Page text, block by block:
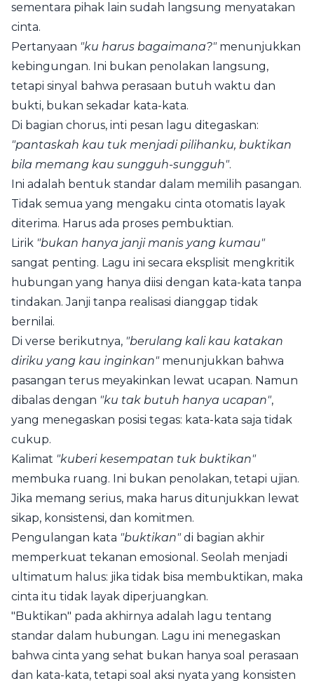
sementara pihak lain sudah langsung menyatakan
cinta.
Pertanyaan "ku harus bagaimana?"menunjukkan
kebingungan. Ini bukan penolakan langsung,
tetapi sinyal bahwa perasaan butuh waktu dan
bukti, bukan sekadar kata-kata.
Di bagian chorus, inti pesan lagu ditegaskan:
"pantaskah kau tuk menjadi pilihanku, buktikan
bila memang kau sungguh-sungguh".
Ini adalah bentuk standar dalam memilih pasangan.
Tidak semua yang mengaku cinta otomatis layak
diterima. Harus ada proses pembuktian.
Lirik "bukan hanya janji manis yang kumau"
sangat penting. Lagu ini secara eksplisit mengkritik
hubungan yang hanya diisi dengan kata-kata tanpa
tindakan. Janji tanpa realisasi dianggap tidak
bernilai.
Di verse berikutnya, "berulang kali kau katakan
diriku yang kau inginkan"menunjukkan bahwa
pasangan terus meyakinkan lewat ucapan. Namun
dibalas dengan "ku tak butuh hanya ucapan",
yang menegaskan posisi tegas: kata-kata saja tidak
cukup.
Kalimat "kuberi kesempatan tuk buktikan"
membuka ruang. Ini bukan penolakan, tetapi ujian.
Jika memang serius, maka harus ditunjukkan lewat
sikap, konsistensi, dan komitmen.
Pengulangan kata "buktikan"di bagian akhir
memperkuat tekanan emosional. Seolah menjadi
ultimatum halus: jika tidak bisa membuktikan, maka
cinta itu tidak layak diperjuangkan.
"Buktikan" pada akhirnya adalah lagu tentang
standar dalam hubungan. Lagu ini menegaskan
bahwa cinta yang sehat bukan hanya soal perasaan
dan kata-kata, tetapi soal aksi nyata yang konsisten